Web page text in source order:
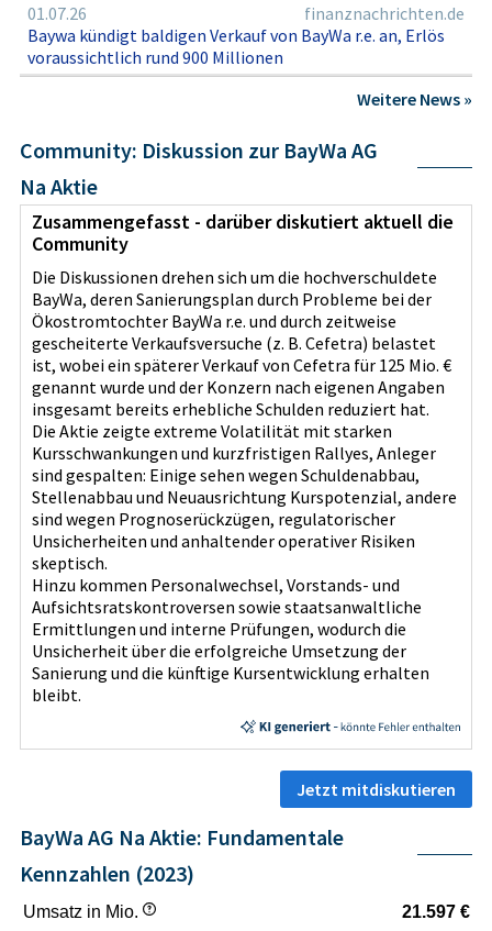
01.07.26
finanznachrichten.de
Baywa kündigt baldigen Verkauf von BayWa r.e. an, Erlös
voraussichtlich rund 900 Millionen
Weitere News »
Community: Diskussion zur BayWa AG
Na Aktie
Zusammengefasst - darüber diskutiert aktuell die
Community
Die Diskussionen drehen sich um die hochverschuldete
BayWa, deren Sanierungsplan durch Probleme bei der
Ökostromtochter BayWa r.e. und durch zeitweise
gescheiterte Verkaufsversuche (z. B. Cefetra) belastet
ist, wobei ein späterer Verkauf von Cefetra für 125 Mio. €
genannt wurde und der Konzern nach eigenen Angaben
insgesamt bereits erhebliche Schulden reduziert hat.
Die Aktie zeigte extreme Volatilität mit starken
Kursschwankungen und kurzfristigen Rallyes, Anleger
sind gespalten: Einige sehen wegen Schuldenabbau,
Stellenabbau und Neuausrichtung Kurspotenzial, andere
sind wegen Prognoserückzügen, regulatorischer
Unsicherheiten und anhaltender operativer Risiken
skeptisch.
Hinzu kommen Personalwechsel, Vorstands- und
Aufsichtsratskontroversen sowie staatsanwaltliche
Ermittlungen und interne Prüfungen, wodurch die
Unsicherheit über die erfolgreiche Umsetzung der
Sanierung und die künftige Kursentwicklung erhalten
bleibt.
Jetzt mitdiskutieren
BayWa AG Na Aktie: Fundamentale
Kennzahlen (2023)
Umsatz in Mio. 21.597 €